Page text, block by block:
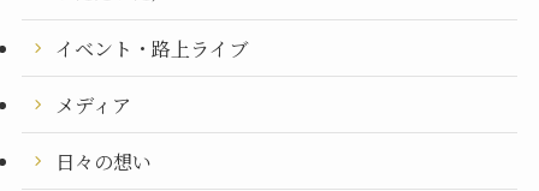
イベント・路上ライブ
メディア
日々の想い